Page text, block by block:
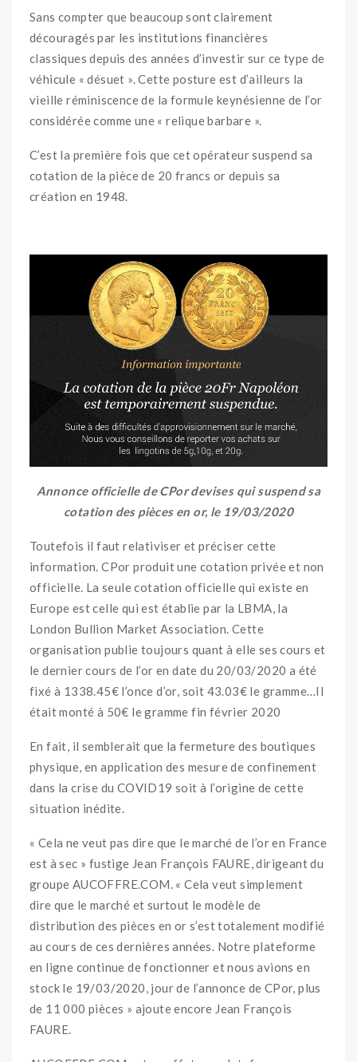
Sans compter que beaucoup sont clairement
découragés par les institutions financières
classiques depuis des années d’investir sur ce type de
véhicule « désuet ». Cette posture est d’ailleurs la
vieille réminiscence de la formule keynésienne de l’or
considérée comme une « relique barbare ».
C’est la première fois que cet opérateur suspend sa
cotation de la pièce de 20 francs or depuis sa
création en 1948.
Annonce officielle de CPor devises qui suspend sa
cotation des pièces en or, le 19/03/2020
Toutefois il faut relativiser et préciser cette
information. CPor produit une cotation privée et non
officielle. La seule cotation officielle qui existe en
Europe est celle qui est établie par la LBMA, la
London Bullion Market Association. Cette
organisation publie toujours quant à elle ses cours et
le dernier cours de l’or en date du 20/03/2020 a été
fixé à 1338.45€ l’once d’or, soit 43.03€ le gramme…Il
était monté à 50€ le gramme fin février 2020
En fait, il semblerait que la fermeture des boutiques
physique, en application des mesure de confinement
dans la crise du COVID19 soit à l’origine de cette
situation inédite.
« Cela ne veut pas dire que le marché de l’or en France
est à sec » fustige Jean François FAURE, dirigeant du
groupe AUCOFFRE.COM. « Cela veut simplement
dire que le marché et surtout le modèle de
distribution des pièces en or s’est totalement modifié
au cours de ces dernières années. Notre plateforme
en ligne continue de fonctionner et nous avions en
stock le 19/03/2020, jour de l’annonce de CPor, plus
de 11 000 pièces » ajoute encore Jean François
FAURE.